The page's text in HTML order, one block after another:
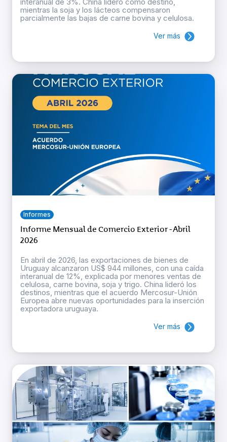
mientras la soja y los lácteos compensaron
parcialmente las bajas de carne bovina y celulosa.
Ver más
Informes
Informe Mensual de Comercio Exterior - Abril
2026
En abril de 2026, las exportaciones de bienes de
Uruguay alcanzaron US$ 944 millones, con una caída
interanual de 12%, explicada por menores ventas de
celulosa, carne bovina, soja y trigo. China lideró los
destinos, mientras que el acuerdo Mercosur-Unión
Europea abre nuevas oportunidades para la inserción
exportadora uruguaya.
Ver más